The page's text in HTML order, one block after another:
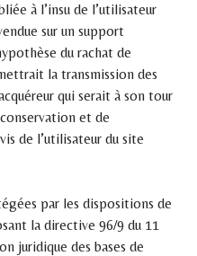
à l’insu de l’utilisateur
sur un support
du rachat de
la transmission des
qui serait à son tour
et de
de l’utilisateur du site
par les dispositions de
la directive 96/9 du 11
juridique des bases de